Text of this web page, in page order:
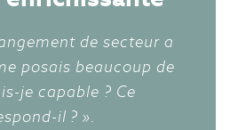
de secteur a
posais beaucoup de
je capable ? Ce
il ? ».